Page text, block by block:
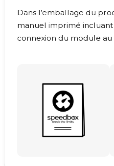
Dans l’emballage du
manuel imprimé
connexion du module